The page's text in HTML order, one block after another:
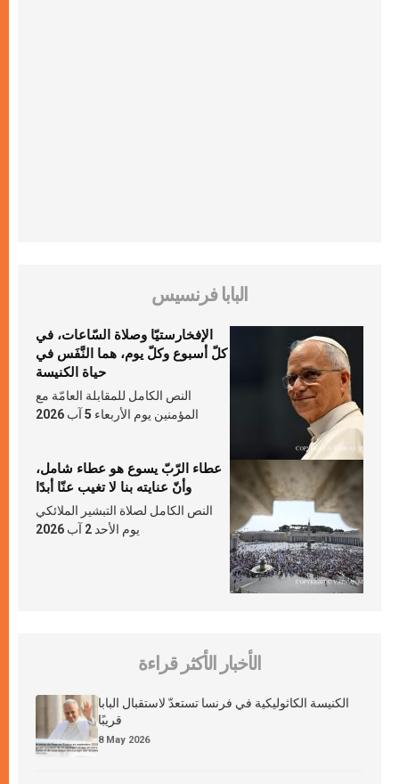
البابا فرنسيس
الإفخارستيّا وصلاة السّاعات، في
كلّ أسبوع وكلّ يوم، هما النَّفَس في
حياة الكنيسة
النص الكامل للمقابلة العامّة مع
المؤمنين يوم الأربعاء 5 آب 2026
عطاء الرّبّ يسوع هو عطاء شامل،
وأنّ عنايته بنا لا تغيب عنّا أبدًا
النص الكامل لصلاة التبشير الملائكي
يوم الأحد 2 آب 2026
الأخبار الأكثر قراءة
الكنيسة الكاثوليكية في فرنسا تستعدّ لاستقبال البابا
قريبًا
8 May 2026